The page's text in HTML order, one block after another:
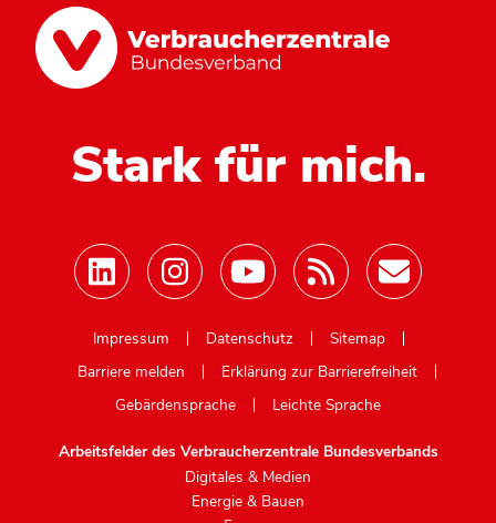
Stark für mich.
Impressum
Datenschutz
Sitemap
Barriere melden
Erklärung zur Barrierefreiheit
Gebärdensprache
Leichte Sprache
Arbeitsfelder des Verbraucherzentrale Bundesverbands
Digitales & Medien
Energie & Bauen